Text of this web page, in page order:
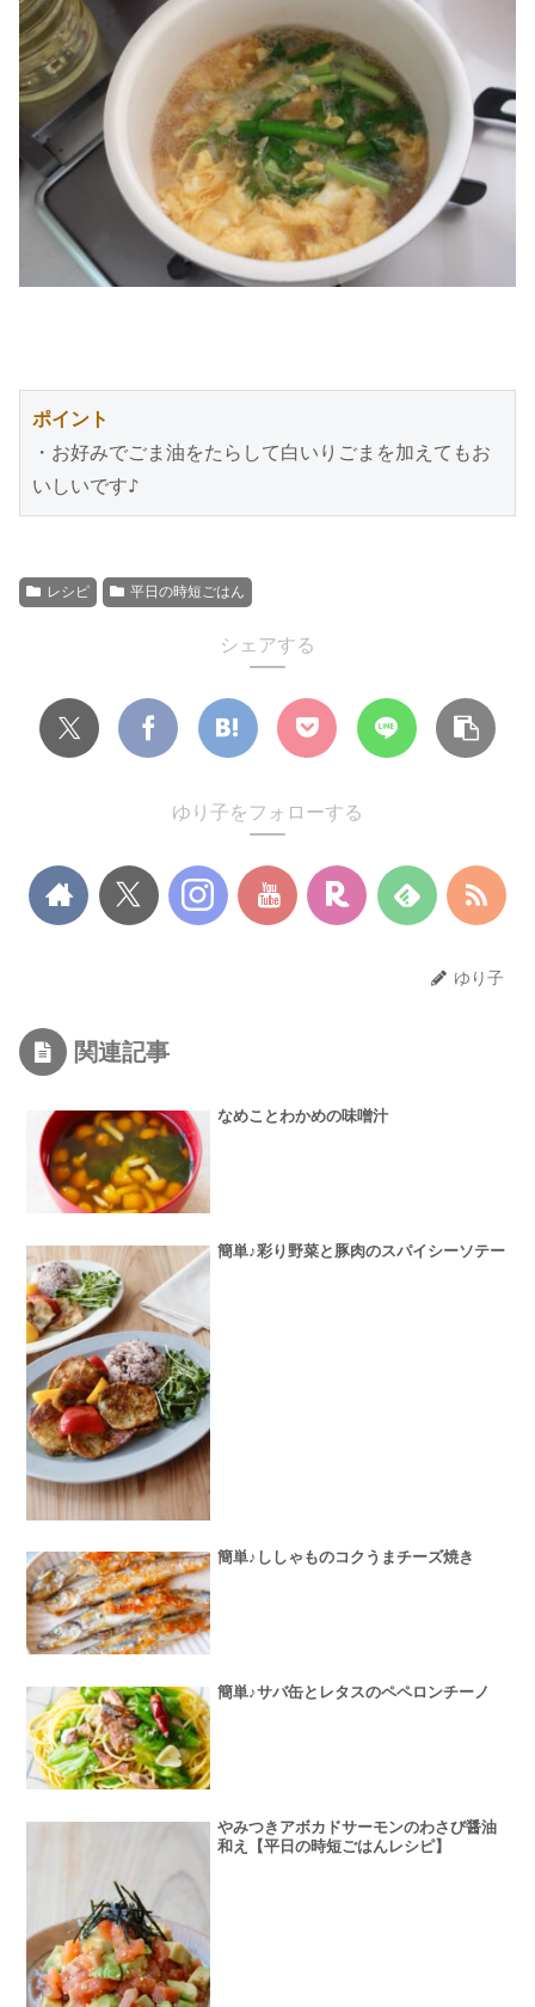
ポイント
・お好みでごま油をたらして白いりごまを加えてもお
いしいです♪
レシピ 平日の時短ごはん
シェアする
ゆり子をフォローする
ゆり子
関連記事
なめことわかめの味噌汁
簡単♪彩り野菜と豚肉のスパイシーソテー
簡単♪ししゃものコクうまチーズ焼き
簡単♪サバ缶とレタスのペペロンチーノ
やみつきアボカドサーモンのわさび醤油
和え【平日の時短ごはんレシピ】